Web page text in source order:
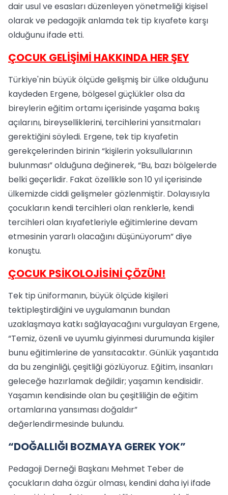
dair usul ve esasları düzenleyen yönetmeliği kişisel
olarak ve pedagojik anlamda tek tip kıyafete karşı
olduğunu ifade etti.
ÇOCUK GELİŞİMİ HAKKINDA HER ŞEY
Türkiye'nin büyük ölçüde gelişmiş bir ülke olduğunu
kaydeden Ergene, bölgesel güçlükler olsa da
bireylerin eğitim ortamı içerisinde yaşama bakış
açılarını, bireyselliklerini, tercihlerini yansıtmaları
gerektiğini söyledi. Ergene, tek tip kıyafetin
gerekçelerinden birinin “kişilerin yoksullularının
bulunması” olduğuna değinerek, “Bu, bazı bölgelerde
belki geçerlidir. Fakat özellikle son 10 yıl içerisinde
ülkemizde ciddi gelişmeler gözlenmiştir. Dolayısıyla
çocukların kendi tercihleri olan renklerle, kendi
tercihleri olan kıyafetleriyle eğitimlerine devam
etmesinin yararlı olacağını düşünüyorum” diye
konuştu.
ÇOCUK PSİKOLOJİSİNİ ÇÖZÜN!
Tek tip üniformanın, büyük ölçüde kişileri
tektipleştirdiğini ve uygulamanın bundan
uzaklaşmaya katkı sağlayacağını vurgulayan Ergene,
“Temiz, özenli ve uyumlu giyinmesi durumunda kişiler
bunu eğitimlerine de yansıtacaktır. Günlük yaşantıda
da bu zenginliği, çeşitliği gözlüyoruz. Eğitim, insanları
geleceğe hazırlamak değildir; yaşamın kendisidir.
Yaşamın kendisinde olan bu çeşitliliğin de eğitim
ortamlarına yansıması doğaldır”
değerlendirmesinde bulundu.
“DOĞALLIĞI BOZMAYA GEREK YOK”
Pedagoji Derneği Başkanı Mehmet Teber de
çocukların daha özgür olması, kendini daha iyi ifade